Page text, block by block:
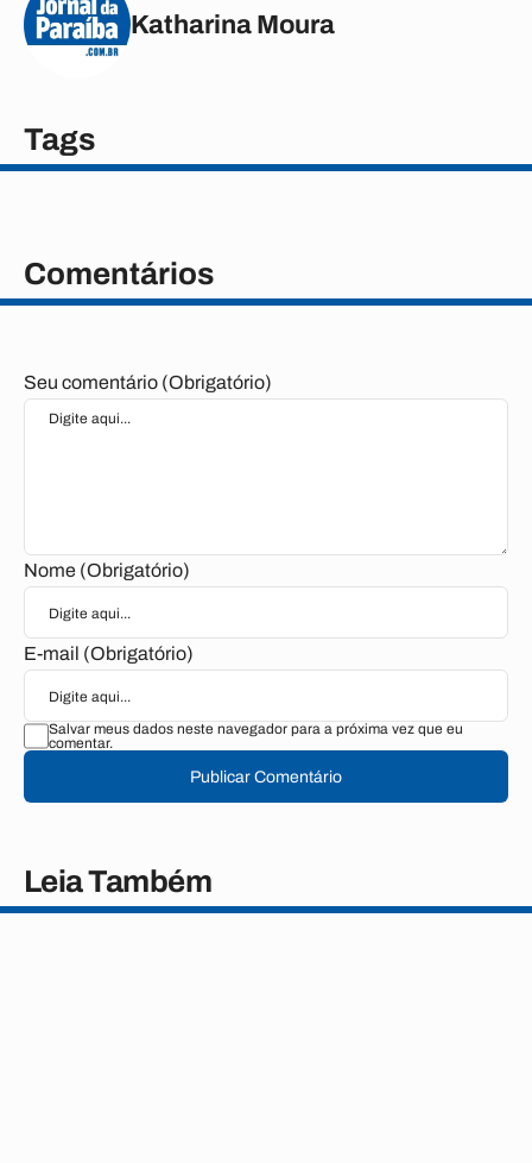
Katharina Moura
Tags
Comentários
Seu comentário (Obrigatório)
Nome (Obrigatório)
E-mail (Obrigatório)
Salvar meus dados neste navegador para a próxima vez que eu
comentar.
Publicar Comentário
Leia Também